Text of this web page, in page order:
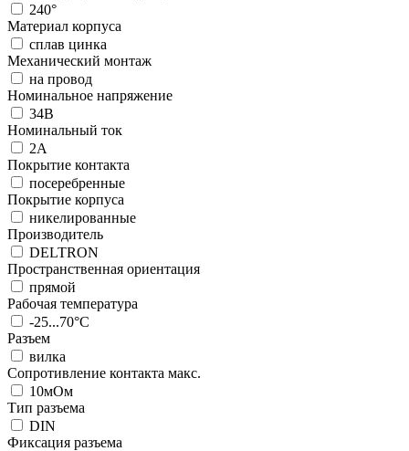
240°
Материал корпуса
сплав цинка
Механический монтаж
на провод
Номинальное напряжение
34В
Номинальный ток
2А
Покрытие контакта
посеребренные
Покрытие корпуса
никелированные
Производитель
DELTRON
Пространственная ориентация
прямой
Рабочая температура
-25...70°C
Разъем
вилка
Сопротивление контакта макс.
10мОм
Тип разъема
DIN
Фиксация разъема